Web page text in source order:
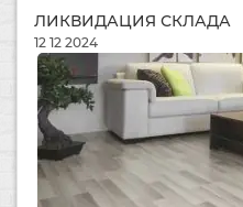
ЛИКВИДАЦИЯ СКЛАДА
12 12 2024